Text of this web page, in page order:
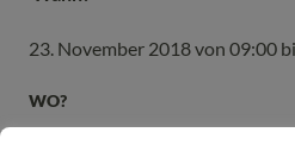
23. November 2018 von 09:00
WO?